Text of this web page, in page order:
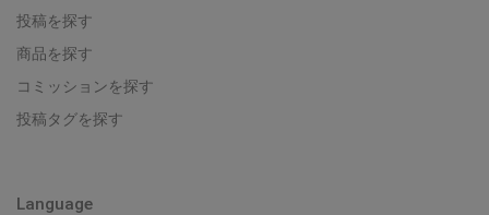
投稿を探す
商品を探す
コミッションを探す
投稿タグを探す
Language